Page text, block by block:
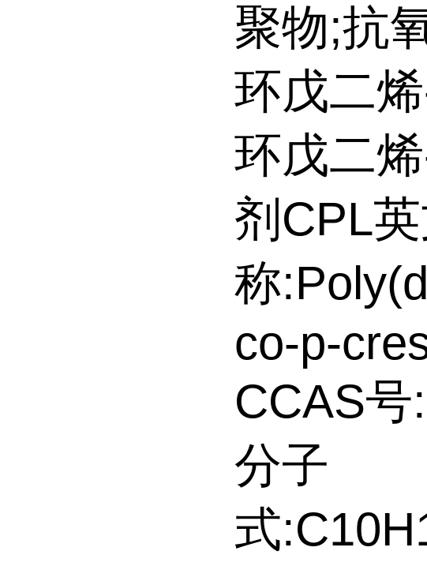
聚物;抗
环戊二
环戊二
剂CPL
称
co-p-
CCAS
分子
式